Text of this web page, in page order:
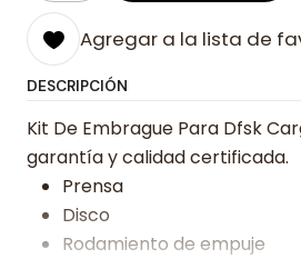
Agregar a la lista de
DESCRIPCIÓN
Kit De Embrague Para Dfsk
garantía y calidad certificada.
Prensa
Disco
Rodamiento de empuje